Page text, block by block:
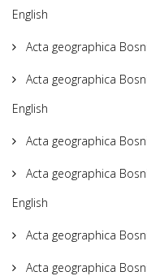
English
Acta geographica
Acta geographica
English
Acta geographica
Acta geographica
English
Acta geographica
Acta geographica